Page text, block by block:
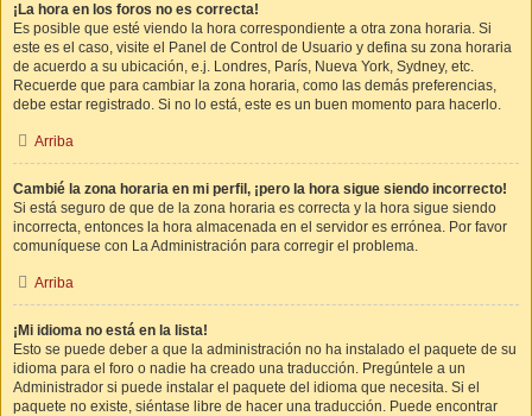
¡La hora en los foros no es correcta!
Es posible que esté viendo la hora correspondiente a otra zona horaria. Si
este es el caso, visite el Panel de Control de Usuario y defina su zona horaria
de acuerdo a su ubicación, e.j. Londres, París, Nueva York, Sydney, etc.
Recuerde que para cambiar la zona horaria, como las demás preferencias,
debe estar registrado. Si no lo está, este es un buen momento para hacerlo.
Arriba
Cambié la zona horaria en mi perfil, ¡pero la hora sigue siendo incorrecto!
Si está seguro de que de la zona horaria es correcta y la hora sigue siendo
incorrecta, entonces la hora almacenada en el servidor es errónea. Por favor
comuníquese con La Administración para corregir el problema.
Arriba
¡Mi idioma no está en la lista!
Esto se puede deber a que la administración no ha instalado el paquete de su
idioma para el foro o nadie ha creado una traducción. Pregúntele a un
Administrador si puede instalar el paquete del idioma que necesita. Si el
paquete no existe, siéntase libre de hacer una traducción. Puede encontrar